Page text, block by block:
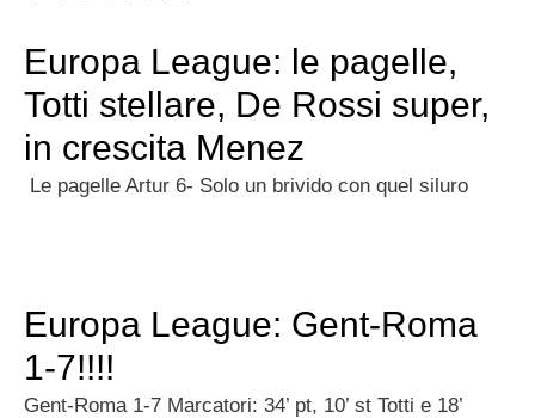
Europa League: le pagelle,
Totti stellare, De Rossi super,
in crescita Menez
Le pagelle Artur 6- Solo un brivido con quel siluro
Europa League: Gent-Roma
1-7!!!!
Gent-Roma 1-7 Marcatori: 34’ pt, 10’ st Totti e 18’